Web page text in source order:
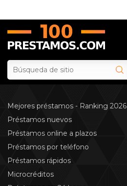
Mejores préstamos - Ranking 2026
Préstamos nuevos
Préstamos online a plazos
Préstamos por teléfono
Préstamos rápidos
Microcréditos